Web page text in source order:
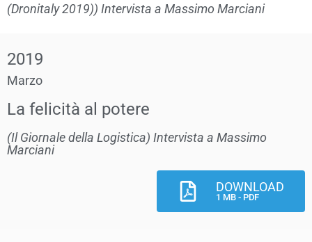
(Dronitaly 2019)) Intervista a Massimo Marciani
2019
Marzo
La felicità al potere
(Il Giornale della Logistica) Intervista a Massimo
Marciani
DOWNLOAD
1 MB - PDF